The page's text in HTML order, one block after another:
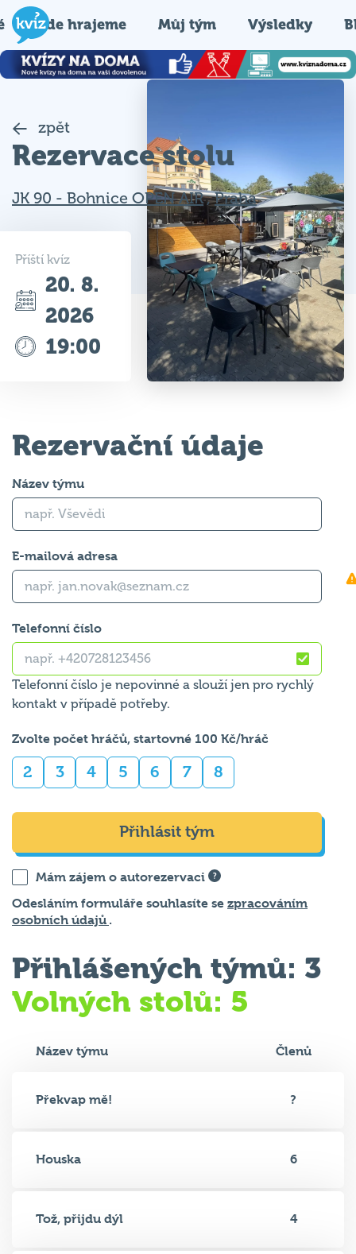
Kde hrajeme Můj tým Výsledky
zpět
Rezervace stolu
JK 90 - Bohnice OPEN AIR,Praha
Příští kvíz
20. 8.
2026
19:00
Rezervační údaje
Název týmu
E-mailová adresa
Telefonní číslo
Telefonní číslo je nepovinné a slouží jen pro rychlý
kontakt v případě potřeby.
Zvolte počet hráčů, startovné 100 Kč/hráč
2 3 4 5 6 7 8
Přihlásit tým
Mám zájem o autorezervaci
Odesláním formuláře souhlasíte se zpracováním
osobních údajů .
Přihlášených týmů: 3
Volných stolů: 5
Název týmu Členů
Překvap mě! ?
Houska 6
Tož, přijdu dýl 4